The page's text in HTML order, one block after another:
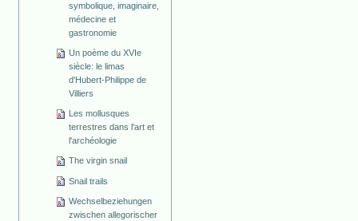
symbolique, imaginaire,
médecine et
gastronomie
Un poème du XVIe
siècle: le limas
d'Hubert-Philippe de
Villiers
Les mollusques
terrestres dans l'art et
l'archéologie
The virgin snail
Snail trails
Wechselbeziehungen
zwischen allegorischer